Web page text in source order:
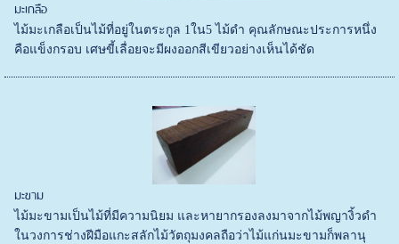
มะเกลือ
ไม้มะเกลือเป็นไม้ที่อยู่ในตระกูล 1ใน5 ไม้ดำ คุณลักษณะประการหนึ่ง
คือแข็งกรอบ เศษขี้เลื่อยจะมีผงออกสีเขียวอย่างเห็นได้ชัด
มะขาม
ไม้มะขามเป็นไม้ที่มีความนิยม และหายากรองลงมาจากไม้พญางิ้วดำ
ในวงการช่างฝีมือแกะสลักไม้วัตถุมงคลถือว่าไม้แก่นมะขามก็พลานุ